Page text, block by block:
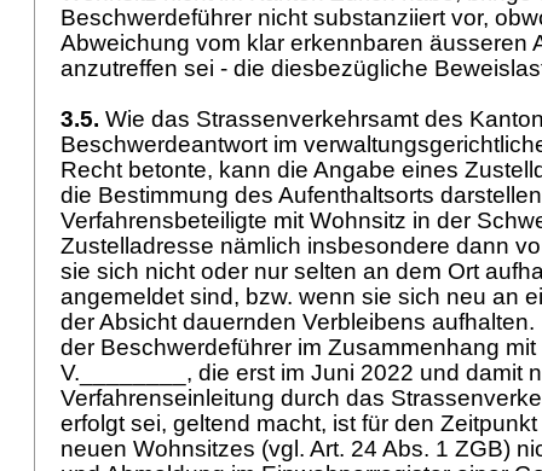
Beschwerdeführer nicht substanziiert vor,
Abweichung vom klar erkennbaren äusseren
anzutreffen sei - die diesbezügliche
3.5. Wie das Strassenverkehrsamt des
Beschwerdeantwort im
Recht betonte, kann die Angabe eines
die Bestimmung des Aufenthaltsorts
Verfahrensbeteiligte mit Wohnsitz in der
Zustelladresse nämlich insbesondere dann
sie sich nicht oder nur selten an dem Ort
angemeldet sind, bzw. wenn sie sich neu an
der Absicht dauernden Verbleibens
der Beschwerdeführer im Zusammenhang
V.________, die erst im Juni 2022 und damit
Verfahrenseinleitung durch das
erfolgt sei, geltend macht, ist für den
neuen Wohnsitzes (vgl. Art. 24 Abs. 1 ZGB)